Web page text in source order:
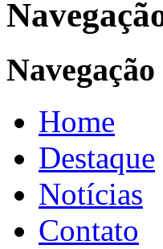
Navegação
Home
Destaque
Notícias
Contato